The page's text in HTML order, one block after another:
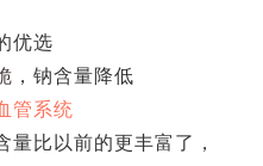
优选
，钠含量降低
管系统
量比以前的更丰富了，